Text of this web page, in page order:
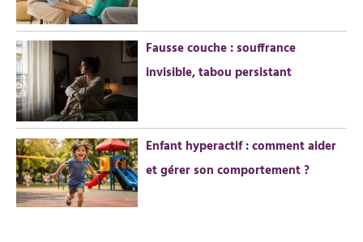
Fausse couche : souffrance
invisible, tabou persistant
Enfant hyperactif : comment aider
et gérer son comportement ?